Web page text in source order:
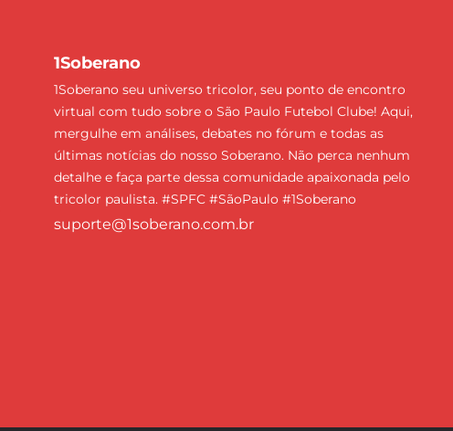
1Soberano
1Soberano seu universo tricolor, seu ponto de encontro
virtual com tudo sobre o São Paulo Futebol Clube! Aqui,
mergulhe em análises, debates no fórum e todas as
últimas notícias do nosso Soberano. Não perca nenhum
detalhe e faça parte dessa comunidade apaixonada pelo
tricolor paulista. #SPFC #SãoPaulo #1Soberano
suporte@1soberano.com.br